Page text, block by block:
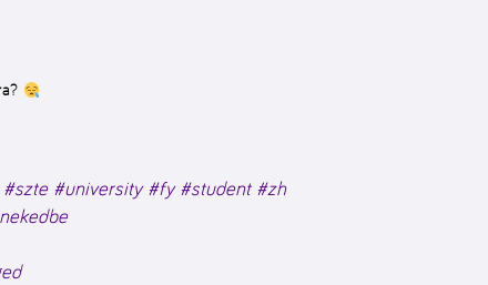
#szte #university #fy #student #zh